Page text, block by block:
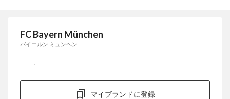
FC Bayern München
バイエルン ミュンヘン
マイブランドに登録